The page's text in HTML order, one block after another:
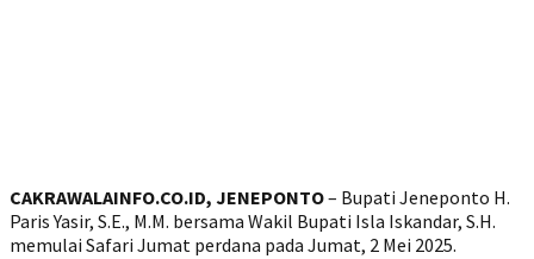
CAKRAWALAINFO.CO.ID, JENEPONTO– Bupati Jeneponto H.
Paris Yasir, S.E., M.M. bersama Wakil Bupati Isla Iskandar, S.H.
memulai Safari Jumat perdana pada Jumat, 2 Mei 2025.